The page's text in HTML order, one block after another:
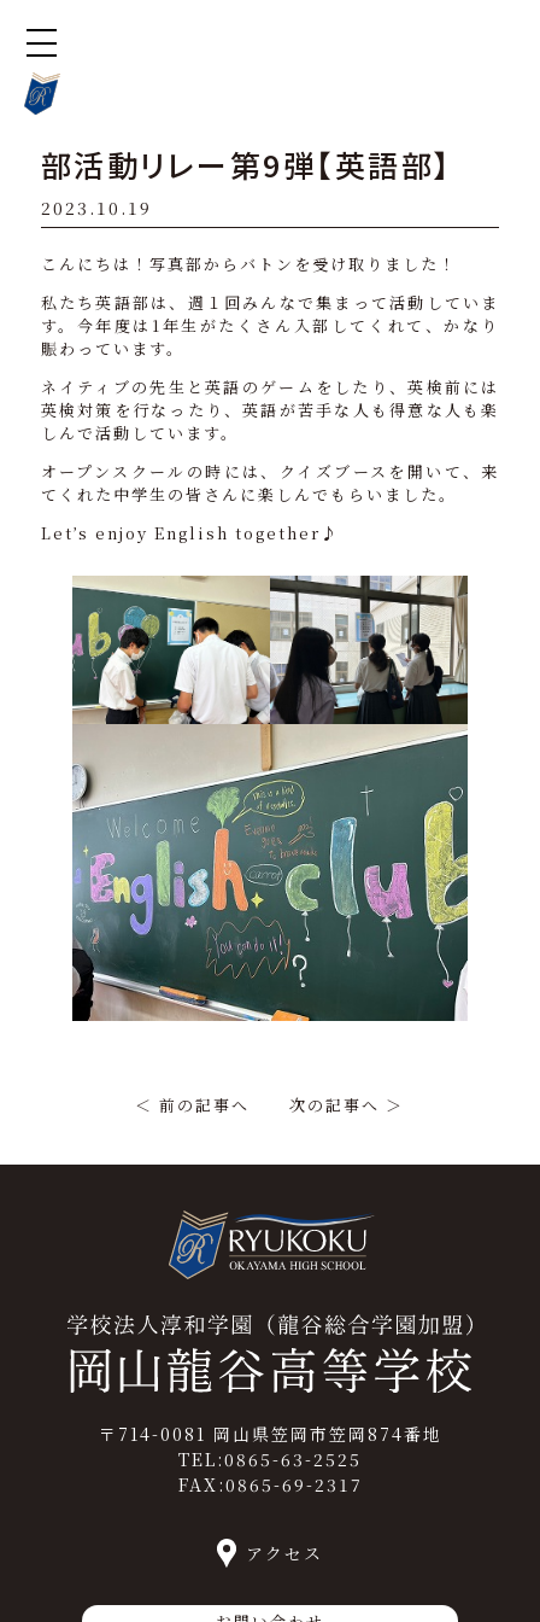
部活動リレー第9弾【英語部】
2023.10.19
こんにちは！写真部からバトンを受け取りました！
私たち英語部は、週１回みんなで集まって活動していま
す。今年度は1年生がたくさん入部してくれて、かなり
賑わっています。
ネイティブの先生と英語のゲームをしたり、英検前には
英検対策を行なったり、英語が苦手な人も得意な人も楽
しんで活動しています。
オープンスクールの時には、クイズブースを開いて、来
てくれた中学生の皆さんに楽しんでもらいました。
Let’s enjoy English together♪
＜ 前の記事へ 次の記事へ ＞
〒714-0081 岡山県笠岡市笠岡874番地
TEL:0865-63-2525
FAX:0865-69-2317
アクセス